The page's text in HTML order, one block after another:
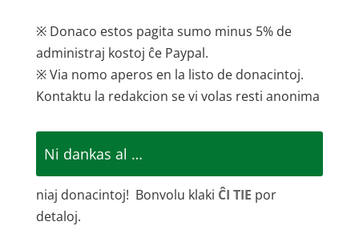
※ Donaco estos pagita sumo minus 5% de
administraj kostoj ĉe Paypal.
※ Via nomo aperos en la listo de donacintoj.
Kontaktu la redakcion se vi volas resti anonima
Ni dankas al …
niaj donacintoj! Bonvolu klaki ĈI TIE por
detaloj.